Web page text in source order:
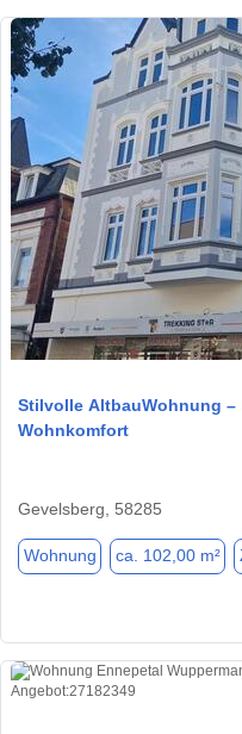
Stilvolle AltbauWohnung –
Wohnkomfort
Gevelsberg, 58285
Wohnung ca. 102,00 m²